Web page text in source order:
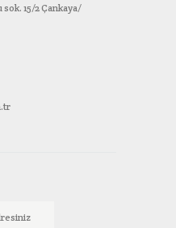
15/2 Çankaya/